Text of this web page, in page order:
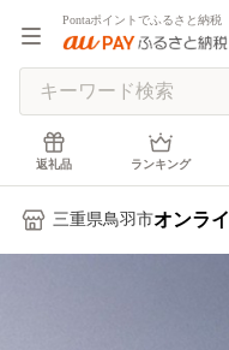
Pontaポイントでふるさと納税
返礼品 ランキング
三重県鳥羽市オンラ